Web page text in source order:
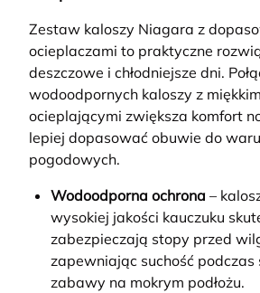
Zestaw kaloszy Niagara z
ocieplaczami to praktyczne
deszczowe i chłodniejsze dni.
wodoodpornych kaloszy z
ocieplającymi zwiększa komfort
lepiej dopasować obuwie do
pogodowych.
Wodoodporna ochrona –
wysokiej jakości kauczuku
zabezpieczają stopy przed
zapewniając suchość podczas
zabawy na mokrym podłożu.